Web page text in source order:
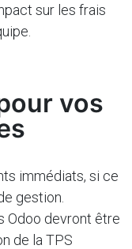
sur les frais
vos
immédiats, si ce
gestion.
Odoo devront être
de la TPS